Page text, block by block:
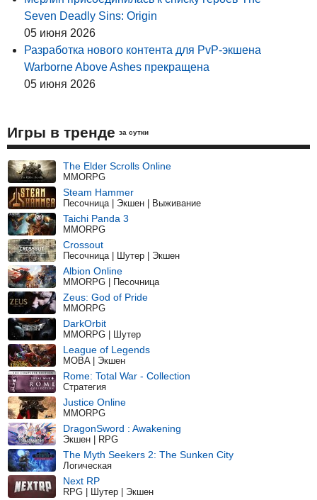
Seven Deadly Sins: Origin
05 июня 2026
Разработка нового контента для PvP-экшена
Warborne Above Ashes прекращена
05 июня 2026
Игры в тренде за сутки
The Elder Scrolls Online
MMORPG
Steam Hammer
Песочница | Экшен | Выживание
Taichi Panda 3
MMORPG
Crossout
Песочница | Шутер | Экшен
Albion Online
MMORPG | Песочница
Zeus: God of Pride
MMORPG
DarkOrbit
MMORPG | Шутер
League of Legends
MOBA | Экшен
Rome: Total War - Collection
Стратегия
Justice Online
MMORPG
DragonSword : Awakening
Экшен | RPG
The Myth Seekers 2: The Sunken City
Логическая
Next RP
RPG | Шутер | Экшен